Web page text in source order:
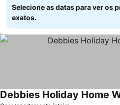
Selecione as datas para ver os
exatos.
Debbies Holiday Home